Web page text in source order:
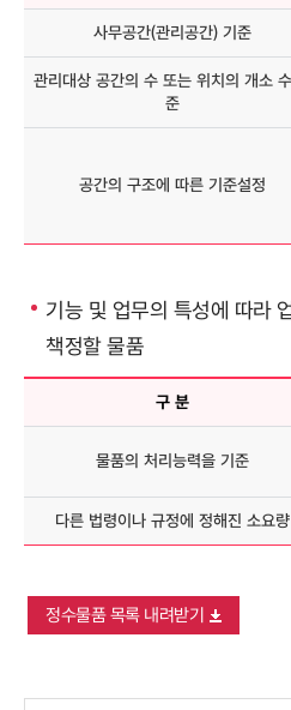
사무공간(관리공간) 기준
관리대상 공간의 수 또는 위치의 개소 수
준
공간의 구조에 따른 기준설정
기능 및 업무의 특성에 따라
책정할 물품
구 분
물품의 처리능력을 기준
다른 법령이나 규정에 정해진 소요량
정수물품 목록 내려받기